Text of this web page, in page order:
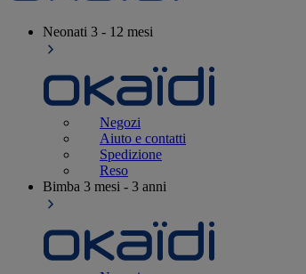
Neonati 3 - 12 mesi
Negozi
Aiuto e contatti
Spedizione
Reso
Bimba 3 mesi - 3 anni